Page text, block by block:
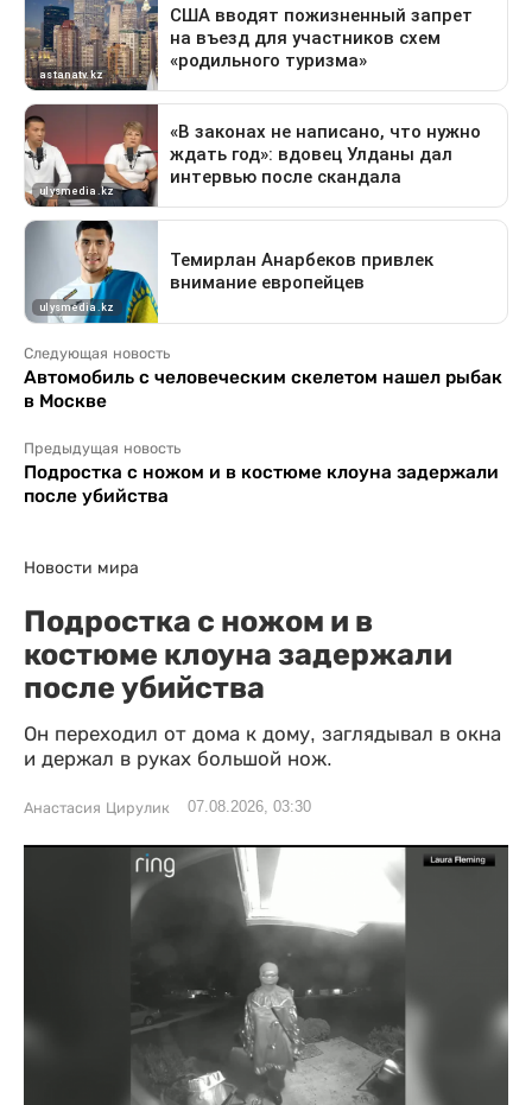
Следующая новость
Автомобиль с человеческим скелетом нашел рыбак
в Москве
Предыдущая новость
Подростка с ножом и в костюме клоуна задержали
после убийства
Новости мира
Подростка с ножом и в
костюме клоуна задержали
после убийства
Он переходил от дома к дому, заглядывал в окна
и держал в руках большой нож.
Анастасия Цирулик 07.08.2026, 03:30